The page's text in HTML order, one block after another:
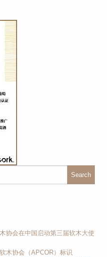
Search
协会在中国启动第三届软木大使
木协会（APCOR）标识